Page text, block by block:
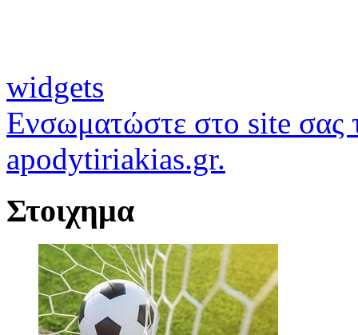
widgets
Ενσωματώστε στο site σας
apodytiriakias.gr.
Στοιχημα